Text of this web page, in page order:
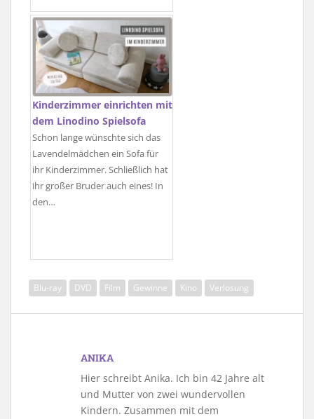
Kinderzimmer einrichten mit
dem Linodino Spielsofa
Schon lange wünschte sich das
Lavendelmädchen ein Sofa für
ihr Kinderzimmer. Schließlich hat
ihr großer Bruder auch eines! In
den…
Blu-ray DVD Film Gewinne Kino Verlosung
ANIKA
Hier schreibt Anika. Ich bin 42 Jahre alt
und Mutter von zwei wundervollen
Kindern. Zusammen mit dem